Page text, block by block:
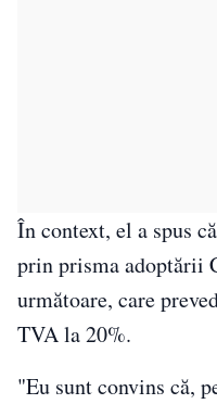
În context, el a spus
prin prisma adoptării
următoare, care
TVA la 20%.
"Eu sunt convins că,